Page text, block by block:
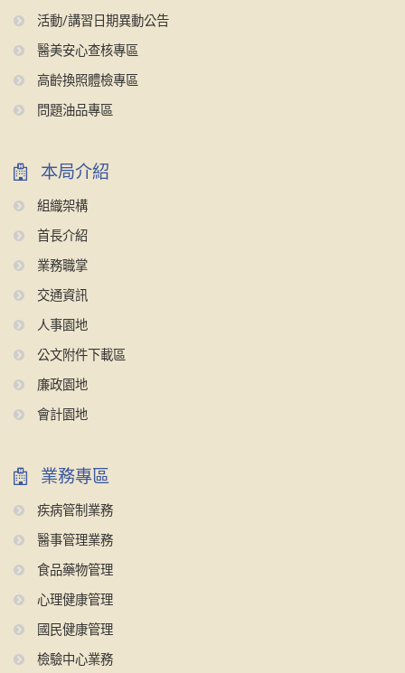
活動/講習日期異動公告
醫美安心查核專區
高齡換照體檢專區
問題油品專區
本局介紹
組織架構
首長介紹
業務職掌
交通資訊
人事園地
公文附件下載區
廉政園地
會計園地
業務專區
疾病管制業務
醫事管理業務
食品藥物管理
心理健康管理
國民健康管理
檢驗中心業務